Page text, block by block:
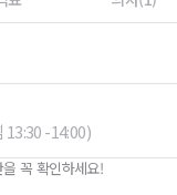
13:30-14:00)
꼭 확인하세요!